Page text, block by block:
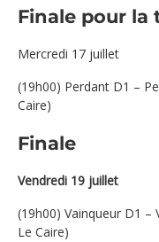
Finale pour la
Mercredi 17 juillet
(19h00) Perdant D1 –
Caire)
Finale
Vendredi 19 juillet
(19h00) Vainqueur D1 –
Le Caire)